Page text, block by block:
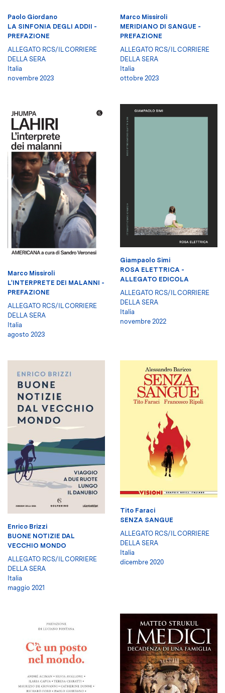
Paolo Giordano
LA SINFONIA DEGLI ADDII -
PREFAZIONE
ALLEGATO RCS/IL CORRIERE
DELLA SERA
Italia
novembre 2023
Marco Missiroli
MERIDIANO DI SANGUE -
PREFAZIONE
ALLEGATO RCS/IL CORRIERE
DELLA SERA
Italia
ottobre 2023
Marco Missiroli
L'INTERPRETE DEI MALANNI -
PREFAZIONE
ALLEGATO RCS/IL CORRIERE
DELLA SERA
Italia
agosto 2023
Giampaolo Simi
ROSA ELETTRICA -
ALLEGATO EDICOLA
ALLEGATO RCS/IL CORRIERE
DELLA SERA
Italia
novembre 2022
Enrico Brizzi
BUONE NOTIZIE DAL
VECCHIO MONDO
ALLEGATO RCS/IL CORRIERE
DELLA SERA
Italia
maggio 2021
Tito Faraci
SENZA SANGUE
ALLEGATO RCS/IL CORRIERE
DELLA SERA
Italia
dicembre 2020